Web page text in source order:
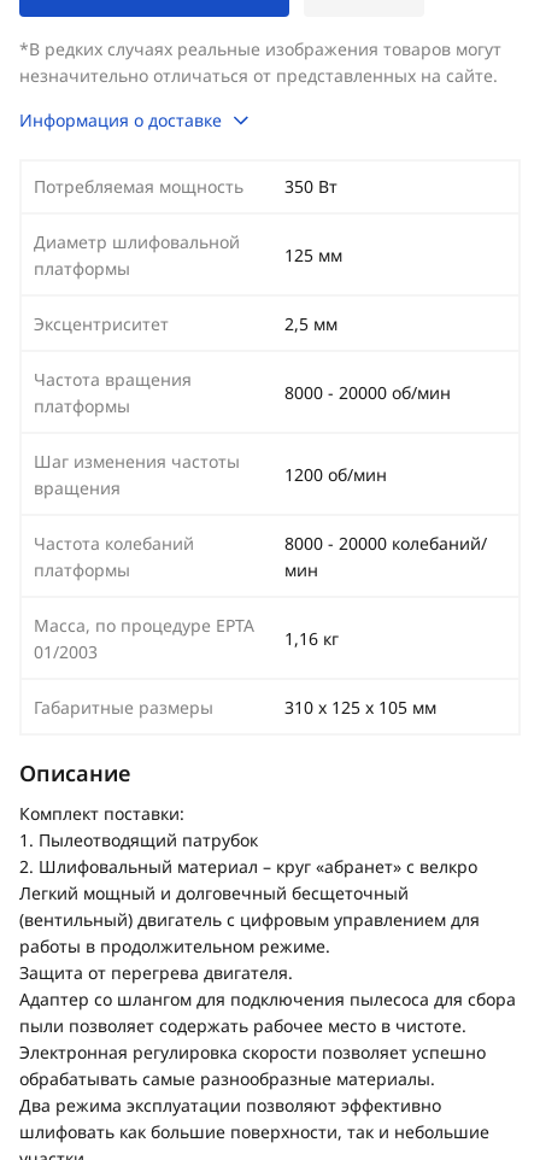
*В редких случаях реальные изображения товаров могут
незначительно отличаться от представленных на сайте.
Информация о доставке
Потребляемая мощность 350 Вт
Диаметр шлифовальной
платформы
125 мм
Эксцентриситет 2,5 мм
Частота вращения
платформы
8000 - 20000 об/мин
Шаг изменения частоты
вращения
1200 об/мин
Частота колебаний
платформы
8000 - 20000 колебаний/
мин
Масса, по процедуре EPTA
01/2003
1,16 кг
Габаритные размеры 310 х 125 х 105 мм
Описание
Комплект поставки:
1. Пылеотводящий патрубок
2. Шлифовальный материал – круг «абранет» с велкро
Легкий мощный и долговечный бесщеточный
(вентильный) двигатель с цифровым управлением для
работы в продолжительном режиме.
Защита от перегрева двигателя.
Адаптер со шлангом для подключения пылесоса для сбора
пыли позволяет содержать рабочее место в чистоте.
Электронная регулировка скорости позволяет успешно
обрабатывать самые разнообразные материалы.
Два режима эксплуатации позволяют эффективно
шлифовать как большие поверхности, так и небольшие